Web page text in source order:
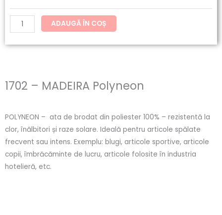
ADAUGĂ ÎN COȘ
1702 – MADEIRA Polyneon
POLYNEON – ata de brodat din poliester 100% – rezistentă la
clor, înălbitori și raze solare. Ideală pentru articole spălate
frecvent sau intens. Exemplu: blugi, articole sportive, articole
copii, îmbrăcăminte de lucru, articole folosite în industria
hotelieră, etc.